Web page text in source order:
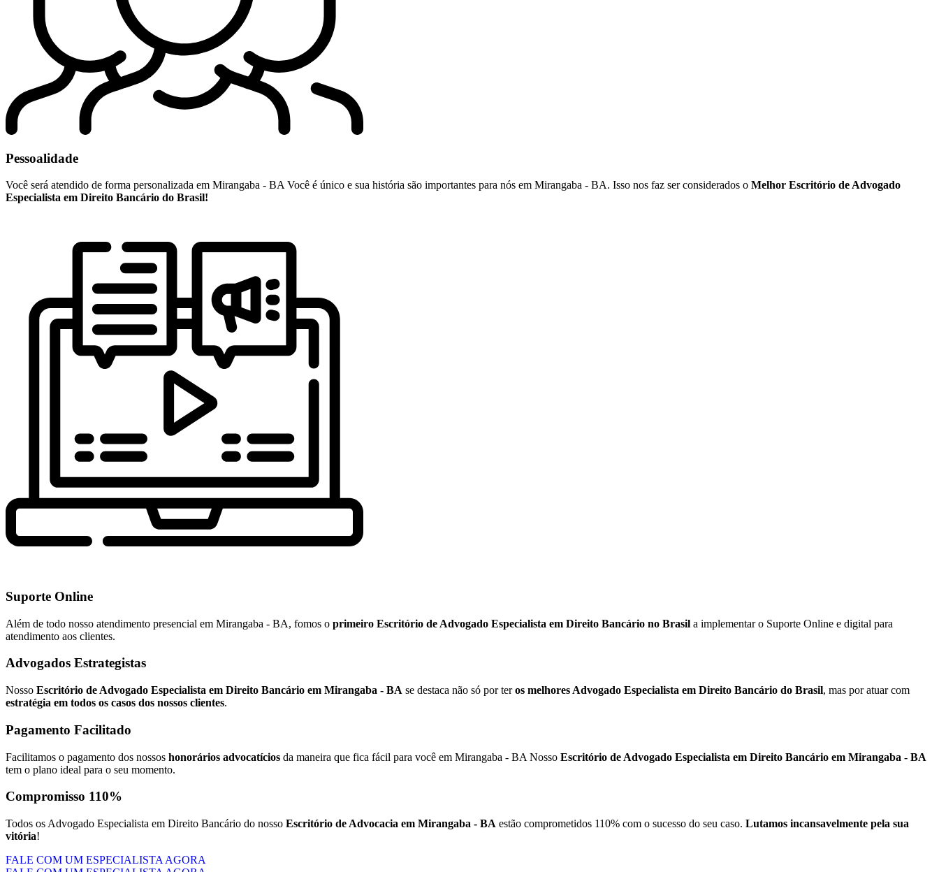
Pessoalidade
Você será atendido de forma personalizada em Mirangaba - BA Você é único e sua história são importantes para nós em Mirangaba - BA. Isso nos faz ser considerados o Melhor Escritório de Advogado
Especialista em Direito Bancário do Brasil!
Suporte Online
Além de todo nosso atendimento presencial em Mirangaba - BA, fomos o primeiro Escritório de Advogado Especialista em Direito Bancário no Brasil a implementar o Suporte Online e digital para
atendimento aos clientes.
Advogados Estrategistas
Nosso Escritório de Advogado Especialista em Direito Bancário em Mirangaba - BA se destaca não só por teros melhores Advogado Especialista em Direito Bancário do Brasil, mas por atuar com
estratégia em todos os casos dos nossos clientes.
Pagamento Facilitado
Facilitamos o pagamento dos nossos honorários advocatícios da maneira que fica fácil para você em Mirangaba - BA Nosso Escritório de Advogado Especialista em Direito Bancário em Mirangaba - BA
tem o plano ideal para o seu momento.
Compromisso 110%
Todos os Advogado Especialista em Direito Bancário do nosso Escritório de Advocacia em Mirangaba - BA estão comprometidos 110% com o sucesso do seu caso. Lutamos incansavelmente pela sua
vitória!
FALE COM UM ESPECIALISTA AGORA